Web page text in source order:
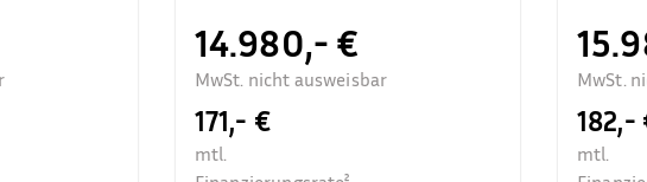
14.980,- €
MwSt. nicht ausweisbar
171,- €
mtl.
MwSt.
182,-
mtl.